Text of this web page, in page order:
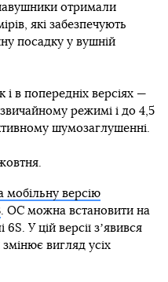
отримали
які забезпечують
посадку у вушній
в попередніх версіях —
режимі і до 4,5
шумозаглушенні.
мобільну версію
. ОС можна встановити на
У цій версії зʼявився
вигляд усіх